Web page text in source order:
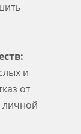
и
от
личной